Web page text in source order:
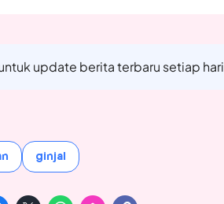
update berita terbaru setiap hari
ginjal